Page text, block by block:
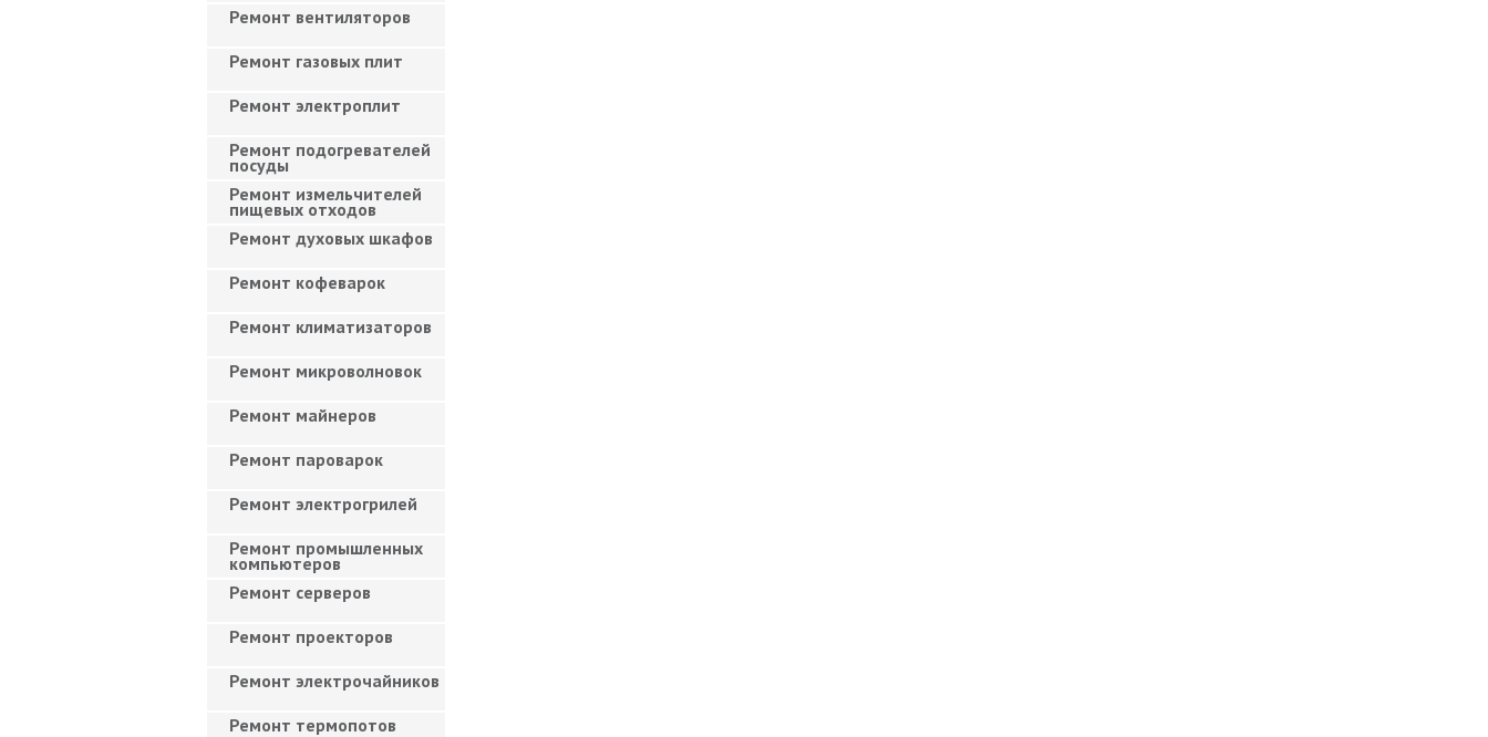
Ремонт вентиляторов
Ремонт газовых плит
Ремонт электроплит
Ремонт подогревателей
посуды
Ремонт измельчителей
пищевых отходов
Ремонт духовых шкафов
Ремонт кофеварок
Ремонт климатизаторов
Ремонт микроволновок
Ремонт майнеров
Ремонт пароварок
Ремонт электрогрилей
Ремонт промышленных
компьютеров
Ремонт серверов
Ремонт проекторов
Ремонт электрочайников
Ремонт термопотов